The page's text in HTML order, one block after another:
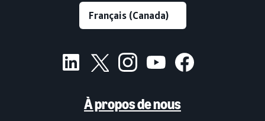
À propos de nous